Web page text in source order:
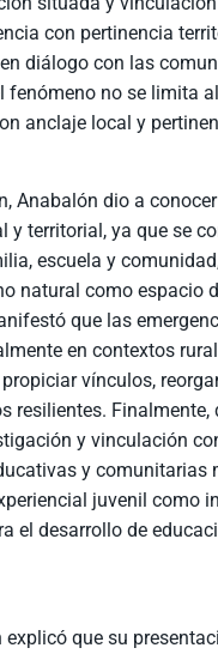
con pertinencia
diálogo con las
fenómeno no se limita
anclaje local y
Anabalón dio a
y territorial, ya que se
escuela y
natural como espacio
que las
en contextos
vínculos,
resilientes. Finalmente,
y vinculación
y comunitarias
juvenil como
el desarrollo de
que su